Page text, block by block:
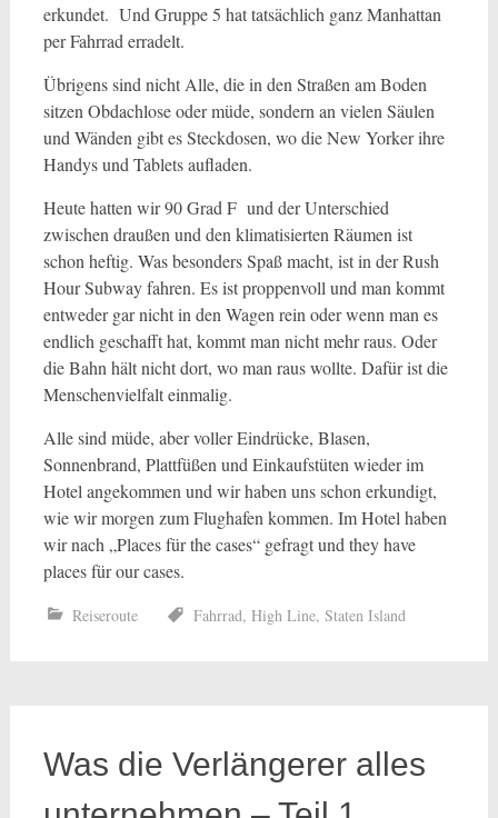
erkundet. Und Gruppe 5 hat tatsächlich ganz Manhattan
per Fahrrad erradelt.
Übrigens sind nicht Alle, die in den Straßen am Boden
sitzen Obdachlose oder müde, sondern an vielen Säulen
und Wänden gibt es Steckdosen, wo die New Yorker ihre
Handys und Tablets aufladen.
Heute hatten wir 90 Grad F und der Unterschied
zwischen draußen und den klimatisierten Räumen ist
schon heftig. Was besonders Spaß macht, ist in der Rush
Hour Subway fahren. Es ist proppenvoll und man kommt
entweder gar nicht in den Wagen rein oder wenn man es
endlich geschafft hat, kommt man nicht mehr raus. Oder
die Bahn hält nicht dort, wo man raus wollte. Dafür ist die
Menschenvielfalt einmalig.
Alle sind müde, aber voller Eindrücke, Blasen,
Sonnenbrand, Plattfüßen und Einkaufstüten wieder im
Hotel angekommen und wir haben uns schon erkundigt,
wie wir morgen zum Flughafen kommen. Im Hotel haben
wir nach „Places für the cases“ gefragt und they have
places für our cases.
Reiseroute Fahrrad, High Line, Staten Island
Was die Verlängerer alles